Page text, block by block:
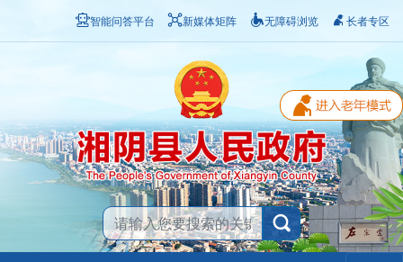
智能问答平台 新媒体矩阵 无障碍浏览 长者专区